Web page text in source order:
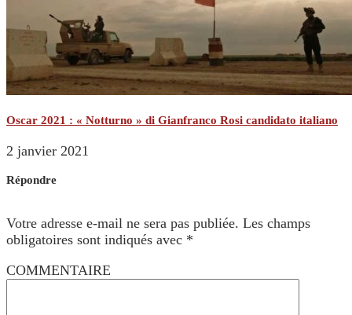
Oscar 2021 : « Notturno » di Gianfranco Rosi candidato italiano
2 janvier 2021
Répondre
Votre adresse e-mail ne sera pas publiée. Les champs
obligatoires sont indiqués avec *
COMMENTAIRE